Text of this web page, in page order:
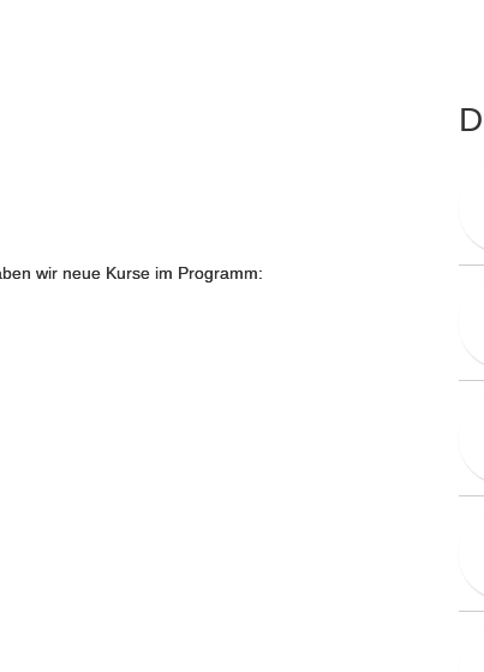
wir neue Kurse im Programm: